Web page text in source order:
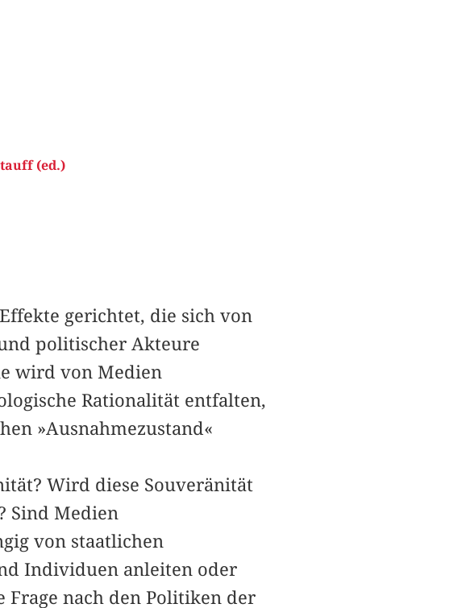
(ed.)
gerichtet, die sich von
politischer Akteure
wird von Medien
Rationalität entfalten,
»Ausnahmezustand«
Wird diese Souveränität
Sind Medien
von staatlichen
Individuen anleiten oder
Frage nach den Politiken der